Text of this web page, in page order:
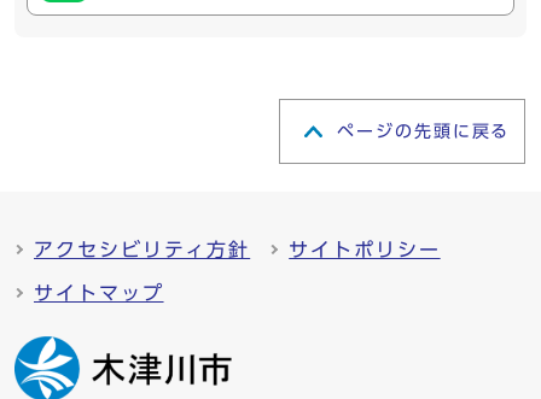
ページの先頭に戻る
アクセシビリティ方針 サイトポリシー
サイトマップ